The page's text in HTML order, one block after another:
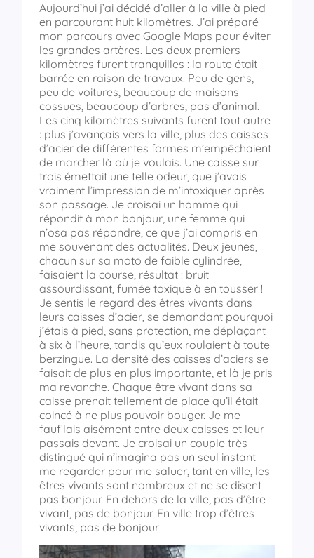
Aujourd’hui j’ai décidé d’aller à la ville à pied
en parcourant huit kilomètres. J’ai préparé
mon parcours avec Google Maps pour éviter
les grandes artères. Les deux premiers
kilomètres furent tranquilles : la route était
barrée en raison de travaux. Peu de gens,
peu de voitures, beaucoup de maisons
cossues, beaucoup d’arbres, pas d’animal.
Les cinq kilomètres suivants furent tout autre
: plus j’avançais vers la ville, plus des caisses
d’acier de différentes formes m’empêchaient
de marcher là où je voulais. Une caisse sur
trois émettait une telle odeur, que j’avais
vraiment l’impression de m’intoxiquer après
son passage. Je croisai un homme qui
répondit à mon bonjour, une femme qui
n’osa pas répondre, ce que j’ai compris en
me souvenant des actualités. Deux jeunes,
chacun sur sa moto de faible cylindrée,
faisaient la course, résultat : bruit
assourdissant, fumée toxique à en tousser !
Je sentis le regard des êtres vivants dans
leurs caisses d’acier, se demandant pourquoi
j’étais à pied, sans protection, me déplaçant
à six à l’heure, tandis qu’eux roulaient à toute
berzingue. La densité des caisses d’aciers se
faisait de plus en plus importante, et là je pris
ma revanche. Chaque être vivant dans sa
caisse prenait tellement de place qu’il était
coincé à ne plus pouvoir bouger. Je me
faufilais aisément entre deux caisses et leur
passais devant. Je croisai un couple très
distingué qui n’imagina pas un seul instant
me regarder pour me saluer, tant en ville, les
êtres vivants sont nombreux et ne se disent
pas bonjour. En dehors de la ville, pas d’être
vivant, pas de bonjour. En ville trop d’êtres
vivants, pas de bonjour !